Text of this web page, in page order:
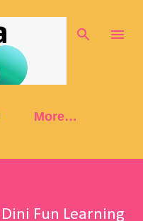
More…
Fun Learning